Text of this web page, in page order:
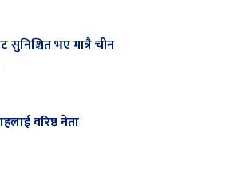
भए मात्रै चीन
वरिष्ठ नेता